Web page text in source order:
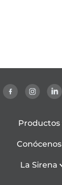
Productos
Conócenos
La Sirena